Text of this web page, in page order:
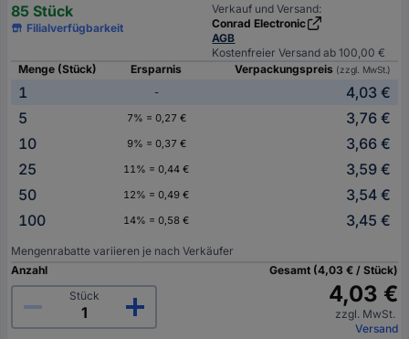
85 Stück
Filialverfügbarkeit
Verkauf und Versand:
Conrad Electronic
AGB
Kostenfreier Versand ab 100,00 €
Menge (Stück)
Ersparnis Verpackungspreis (zzgl. MwSt.)
1 -
4,03 €
5
7% = 0,27 €
3,76 €
10
9% = 0,37 €
3,66 €
25
11% = 0,44 €
3,59 €
50
12% = 0,49 €
3,54 €
100
14% = 0,58 € 3,45 €
Mengenrabatte variieren je nach Verkäufer
Anzahl
Stück
Gesamt (4,03 € / Stück)
4,03 €
zzgl. MwSt.
Versand